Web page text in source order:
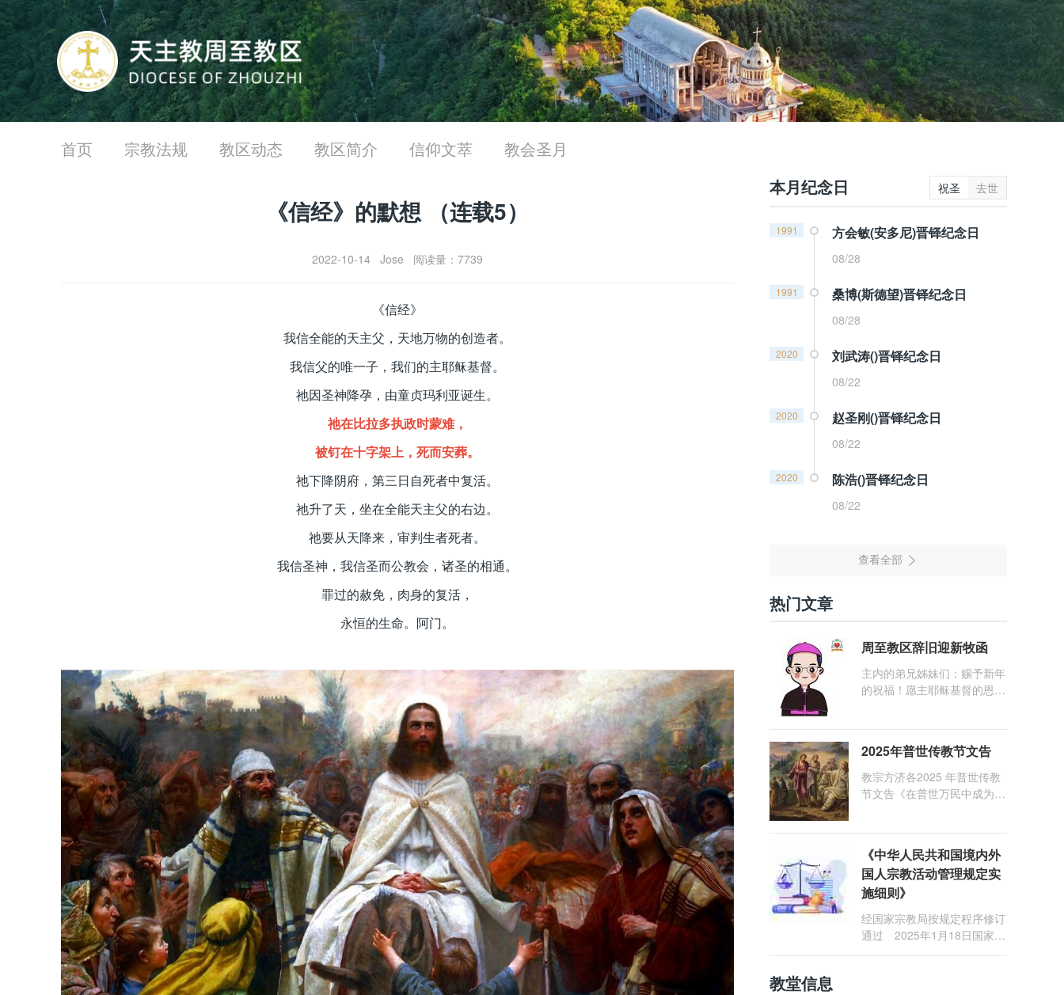
首页 宗教法规 教区动态 教区简介 信仰文萃 教会圣月
《信经》的默想 （连载5）
2022-10-14 Jose 阅读量：7739
《信经》
我信全能的天主父，天地万物的创造者。
我信父的唯一子，我们的主耶稣基督。
祂因圣神降孕，由童贞玛利亚诞生。
祂在比拉多执政时蒙难，
被钉在十字架上，死而安葬。
祂下降阴府，第三日自死者中复活。
祂升了天，坐在全能天主父的右边。
祂要从天降来，审判生者死者。
我信圣神，我信圣而公教会，诸圣的相通。
罪过的赦免，肉身的复活，
永恒的生命。阿门。
本月纪念日 祝圣 去世
1991 方会敏(安多尼)晋铎纪念日
08/28
1991 桑博(斯德望)晋铎纪念日
08/28
2020 刘武涛()晋铎纪念日
08/22
2020 赵圣刚()晋铎纪念日
08/22
2020 陈浩()晋铎纪念日
08/22
热门文章
周至教区辞旧迎新牧函
主内的弟兄姊妹们：赐予新年
的祝福！愿主耶稣基督的恩
们，愿临在的救主基督安慰你
们，并圣化你们的生活，作为
祝贺祂诞辰的珍贵礼品。
2025年普世传教节文告
教宗方济各2025 年普世传教
节文告《在普世万民中成为怀
《中华人民共和国境内外
国人宗教活动管理规定实
施细则》
经国家宗教局按规定程序修订
通过 2025年1月18日国家宗
教堂信息